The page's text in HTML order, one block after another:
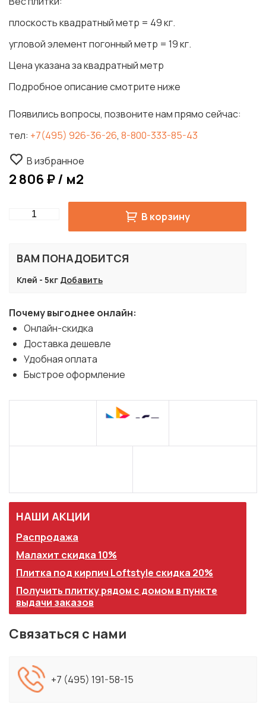
плоскость квадратный метр = 49 кг.
угловой элемент погонный метр = 19 кг.
Цена указана за квадратный метр
Подробное описание смотрите ниже
Появились вопросы, позвоните нам прямо сейчас:
тел: +7(495) 926-36-26, 8-800-333-85-43
В избранное
2 806 ₽ / м2
Quantity В корзину
ВАМ ПОНАДОБИТСЯ
Клей - 5кг Добавить
Почему выгоднее онлайн:
Онлайн-скидка
Доставка дешевле
Удобная оплата
Быстрое оформление
НАШИ АКЦИИ
Распродажа
Малахит скидка 10%
Плитка под кирпич Loftstyle скидка 20%
Получить плитку рядом с домом в пункте
выдачи заказов
Связаться с нами
+7 (495) 191-58-15